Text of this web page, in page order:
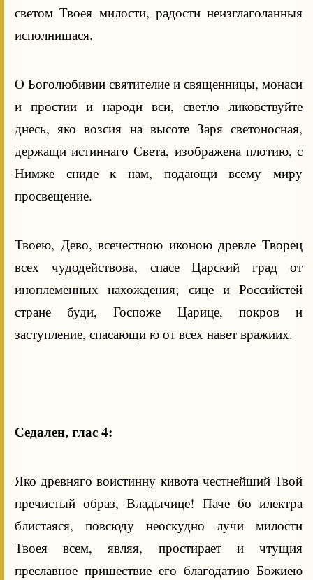
светом Твоея милости, радости неизглаголанныя
исполнишася.
О Боголюбивии святителие и священницы, монаси
и простии и народи вси, светло ликовствуйте
днесь, яко возсия на высоте Заря светоносная,
держащи истиннаго Света, изображена плотию, с
Нимже сниде к нам, подающи всему миру
просвещение.
Твоею, Дево, всечестною иконою древле Творец
всех чудодействова, спасе Царский град от
иноплеменных нахождения; сице и Российстей
стране буди, Госпоже Царице, покров и
заступление, спасающи ю от всех навет вражиих.
Седален, глас 4:
Яко древняго воистинну кивота честнейший Твой
пречистый образ, Владычице! Паче бо илектра
блистаяся, повсюду неоскудно лучи милости
Твоея всем, являя, простирает и чтущия
преславное пришествие его благодатию Божиею